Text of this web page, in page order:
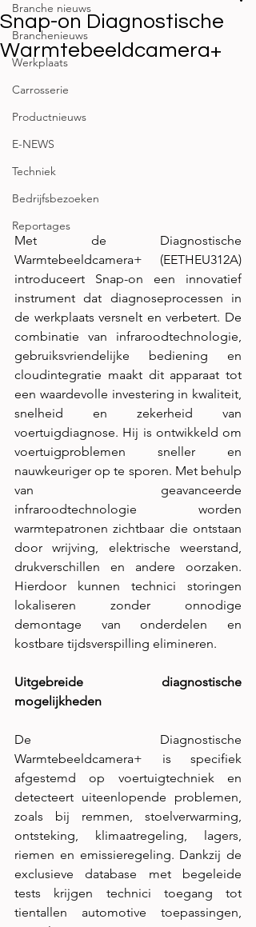
Branche nieuws
Branchenieuws
Werkplaats
Carrosserie
Productnieuws
E-NEWS
Techniek
Bedrijfsbezoeken
Reportages
Snap-on Diagnostische
Warmtebeeldcamera+
Met de Diagnostische
Warmtebeeldcamera+ (EETHEU312A)
introduceert Snap-on een innovatief
instrument dat diagnoseprocessen in
de werkplaats versnelt en verbetert. De
combinatie van infraroodtechnologie,
gebruiksvriendelijke bediening en
cloudintegratie maakt dit apparaat tot
een waardevolle investering in kwaliteit,
snelheid en zekerheid van
voertuigdiagnose. Hij is ontwikkeld om
voertuigproblemen sneller en
nauwkeuriger op te sporen. Met behulp
van geavanceerde
infraroodtechnologie worden
warmtepatronen zichtbaar die ontstaan
door wrijving, elektrische weerstand,
drukverschillen en andere oorzaken.
Hierdoor kunnen technici storingen
lokaliseren zonder onnodige
demontage van onderdelen en
kostbare tijdsverspilling elimineren.
Uitgebreide diagnostische
mogelijkheden
De Diagnostische
Warmtebeeldcamera+ is specifiek
afgestemd op voertuigtechniek en
detecteert uiteenlopende problemen,
zoals bij remmen, stoelverwarming,
ontsteking, klimaatregeling, lagers,
riemen en emissieregeling. Dankzij de
exclusieve database met begeleide
tests krijgen technici toegang tot
tientallen automotive toepassingen,